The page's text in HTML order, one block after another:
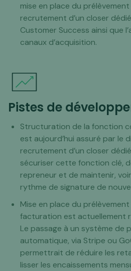
mise en place du
recrutement d’un closer
Customer Success ainsi que
canaux d’acquisition.
Pistes de
Structuration de la fonction
est aujourd’hui assuré par le
recrutement d’un closer
sécuriser cette fonction clé,
repreneur et de maintenir,
rythme de signature de
Mise en place du
facturation est actuellement
Le passage à un système de
automatique, via Stripe ou
permettrait de réduire les
lisser les encaissements